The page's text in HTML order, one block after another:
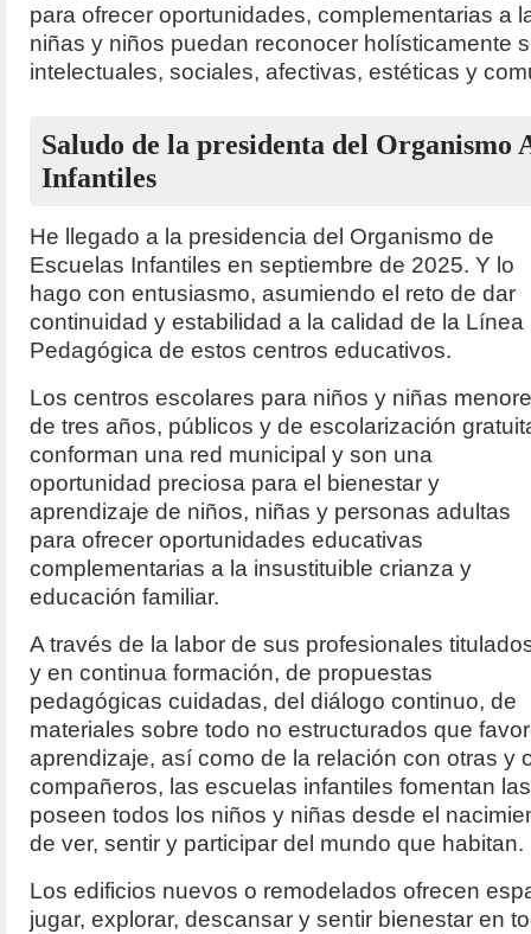
para ofrecer oportunidades, complementarias a
niñas y niños puedan reconocer holísticamente
intelectuales, sociales, afectivas, estéticas y
Saludo de la presidenta del Organismo
Infantiles
He llegado a la presidencia del Organismo de
Escuelas Infantiles en septiembre de 2025. Y lo
hago con entusiasmo, asumiendo el reto de dar
continuidad y estabilidad a la calidad de la Línea
Pedagógica de estos centros educativos.
Los centros escolares para niños y niñas
de tres años, públicos y de escolarización
conforman una red municipal y son una
oportunidad preciosa para el bienestar y
aprendizaje de niños, niñas y personas adultas
para ofrecer oportunidades educativas
complementarias a la insustituible crianza y
educación familiar.
A través de la labor de sus profesionales
y en continua formación, de propuestas
pedagógicas cuidadas, del diálogo continuo, de
materiales sobre todo no estructurados que
aprendizaje, así como de la relación con otras y
compañeros, las escuelas infantiles fomentan
poseen todos los niños y niñas desde el
de ver, sentir y participar del mundo que habitan.
Los edificios nuevos o remodelados ofrecen
jugar, explorar, descansar y sentir bienestar en